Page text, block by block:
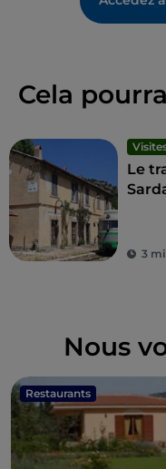
Cela
Le
3
Nous
Restaurants